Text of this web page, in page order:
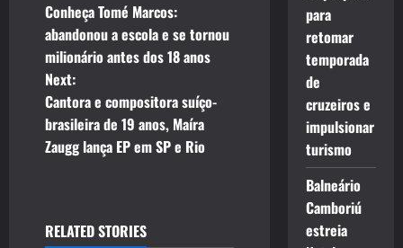
o
s
t
n
v
Conheça Tomé Marcos:
abandonou a escola e se tornou
milionário antes dos 18 anos
Next:
Cantora e compositora suíço-
brasileira de 19 anos, Maíra
Zaugg lança EP em SP e Rio
RELATED STORIES
para
retomar
temporada
de
cruzeiros e
impulsionar
turismo
Balneário
Camboriú
estreia